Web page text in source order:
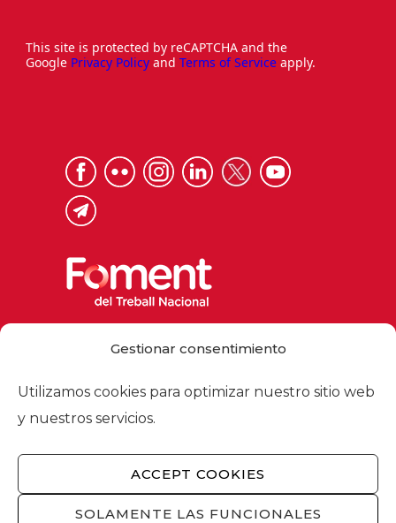
Gestionar consentimiento
Utilizamos cookies para optimizar nuestro sitio web
y nuestros servicios.
ACCEPT COOKIES
SOLAMENTE LAS FUNCIONALES
This site is protected by reCAPTCHA and the
Google Privacy Policy and Terms of Service apply.
foment@foment.com
© 2026 - Foment del Treball Nacional